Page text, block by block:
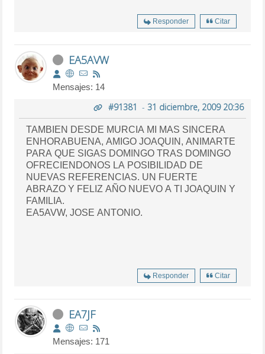
Responder Citar
EA5AVW
Mensajes: 14
#91381 - 31 diciembre, 2009 20:36
TAMBIEN DESDE MURCIA MI MAS SINCERA
ENHORABUENA, AMIGO JOAQUIN, ANIMARTE
PARA QUE SIGAS DOMINGO TRAS DOMINGO
OFRECIENDONOS LA POSIBILIDAD DE
NUEVAS REFERENCIAS. UN FUERTE
ABRAZO Y FELIZ AÑO NUEVO A TI JOAQUIN Y
FAMILIA.
EA5AVW, JOSE ANTONIO.
Responder Citar
EA7JF
Mensajes: 171